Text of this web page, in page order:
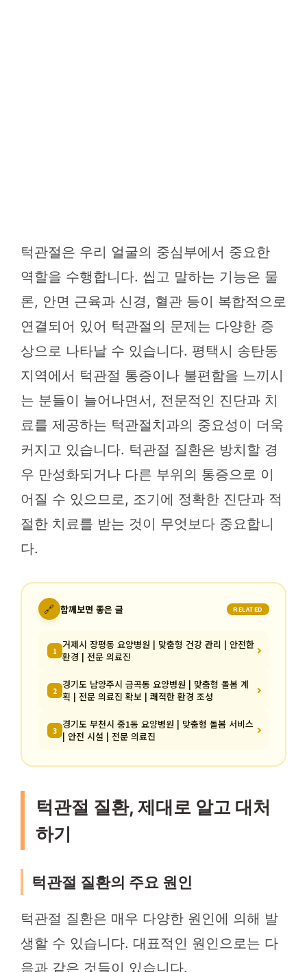
턱관절은 우리 얼굴의 중심부에서 중요한
역할을 수행합니다. 씹고 말하는 기능은 물
론, 안면 근육과 신경, 혈관 등이 복합적으로
연결되어 있어 턱관절의 문제는 다양한 증
상으로 나타날 수 있습니다. 평택시 송탄동
지역에서 턱관절 통증이나 불편함을 느끼시
는 분들이 늘어나면서, 전문적인 진단과 치
료를 제공하는 턱관절치과의 중요성이 더욱
커지고 있습니다. 턱관절 질환은 방치할 경
우 만성화되거나 다른 부위의 통증으로 이
어질 수 있으므로, 조기에 정확한 진단과 적
절한 치료를 받는 것이 무엇보다 중요합니
다.
🔗 함께보면 좋은 글 RELATED
1 거제시 장평동 요양병원 | 맞춤형 건강 관리 | 안전한
환경 | 전문 의료진
2 경기도 남양주시 금곡동 요양병원 | 맞춤형 돌봄 계
획 | 전문 의료진 확보 | 쾌적한 환경 조성
3 경기도 부천시 중1동 요양병원 | 맞춤형 돌봄 서비스
| 안전 시설 | 전문 의료진
턱관절 질환, 제대로 알고 대처
하기
턱관절 질환의 주요 원인
턱관절 질환은 매우 다양한 원인에 의해 발
생할 수 있습니다. 대표적인 원인으로는 다
음과 같은 것들이 있습니다.